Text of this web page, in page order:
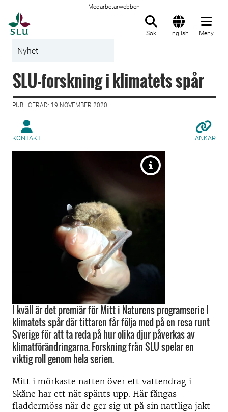
Medarbetarwebben
Sök English Meny
Nyhet
SLU-forskning i klimatets spår
PUBLICERAD: 19 NOVEMBER 2020
KONTAKT LÄNKAR
I kväll är det premiär för Mitt i Naturens programserie I
klimatets spår där tittaren får följa med på en resa runt
Sverige för att ta reda på hur olika djur påverkas av
klimatförändringarna. Forskning från SLU spelar en
viktig roll genom hela serien.
Mitt i mörkaste natten över ett vattendrag i
Skåne har ett nät spänts upp. Här fångas
fladdermöss när de ger sig ut på sin nattliga jakt